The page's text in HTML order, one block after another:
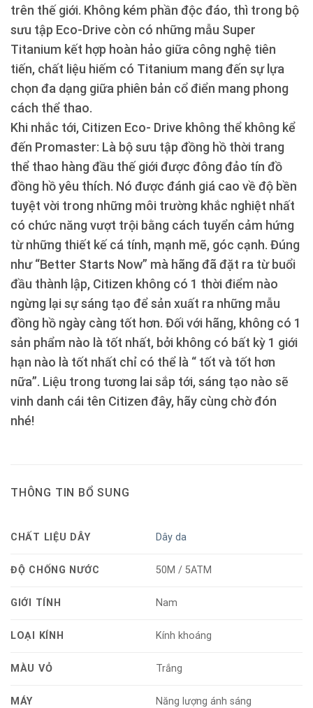
trên thế giới. Không kém phần độc đáo, thì trong bộ
sưu tập Eco-Drive còn có những mẫu Super
Titanium kết hợp hoàn hảo giữa công nghệ tiên
tiến, chất liệu hiếm có Titanium mang đến sự lựa
chọn đa dạng giữa phiên bản cổ điển mang phong
cách thể thao.
Khi nhắc tới, Citizen Eco- Drive không thể không kể
đến Promaster: Là bộ sưu tập đồng hồ thời trang
thể thao hàng đầu thế giới được đông đảo tín đồ
đồng hồ yêu thích. Nó được đánh giá cao về độ bền
tuyệt vời trong những môi trường khắc nghiệt nhất
có chức năng vượt trội bằng cách tuyển cảm hứng
từ những thiết kế cá tính, mạnh mẽ, góc cạnh. Đúng
như “Better Starts Now” mà hãng đã đặt ra từ buổi
đầu thành lập, Citizen không có 1 thời điểm nào
ngừng lại sự sáng tạo để sản xuất ra những mẫu
đồng hồ ngày càng tốt hơn. Đối với hãng, không có 1
sản phẩm nào là tốt nhất, bởi không có bất kỳ 1 giới
hạn nào là tốt nhất chỉ có thể là “ tốt và tốt hơn
nữa”. Liệu trong tương lai sắp tới, sáng tạo nào sẽ
vinh danh cái tên Citizen đây, hãy cùng chờ đón
nhé!
THÔNG TIN BỔ SUNG
CHẤT LIỆU DÂY Dây da
ĐỘ CHỐNG NƯỚC 50M / 5ATM
GIỚI TÍNH Nam
LOẠI KÍNH Kính khoáng
MÀU VỎ Trắng
MÁY Năng lượng ánh sáng